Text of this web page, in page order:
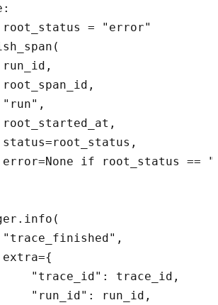
= "error"
if root_status ==
"trace_id": trace_id,
"run_id": run_id,